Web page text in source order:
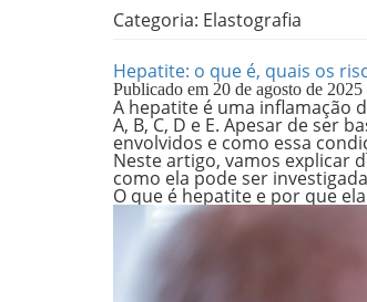
Categoria: Elastografia
Hepatite: o que é, quais os
Publicado em 20 de agosto de 2025
A hepatite é uma inflamação
A, B, C, D e E. Apesar de ser
envolvidos e como essa
Neste artigo, vamos explicar
como ela pode ser
O que é hepatite e por que